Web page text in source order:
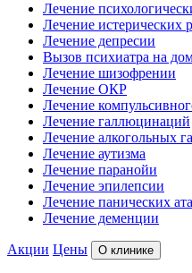
Лечение
Лечение истерических
Лечение депресии
Вызов психиатра на
Лечение шизофрении
Лечение ОКР
Лечение
Лечение галлюцинаций
Лечение алкогольных
Лечение аутизма
Лечение паранойи
Лечение эпилепсии
Лечение панических
Лечение деменции
Акции Цены О клинике